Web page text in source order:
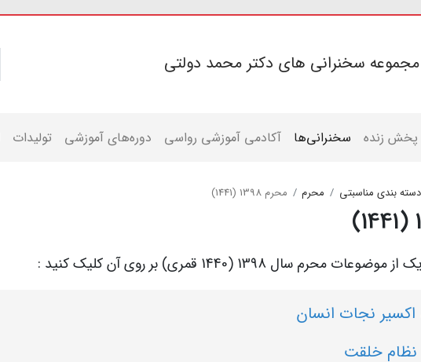
سخنرانی های دکتر محمد دولتی
پخش زنده سخنرانی‌ها آکادمی آموزشی رواسی دوره‌های آموزشی تولیدات
دسته بندی مناسبتی محرم محرم 1398 (1441)
سال 1398 (1440 قمری) بر روی آن کلیک کنید :
اکسیر نجات انسان
نظام خلقت